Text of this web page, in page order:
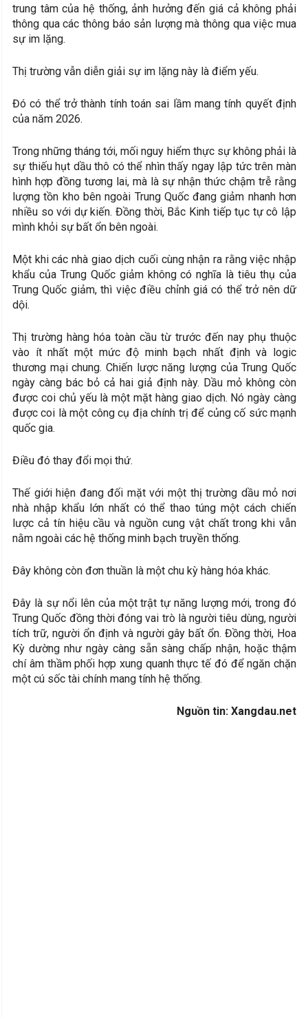
trung tâm của hệ thống, ảnh hưởng đến giá cả không phải
thông qua các thông báo sản lượng mà thông qua việc mua
sự im lặng.
Thị trường vẫn diễn giải sự im lặng này là điểm yếu.
Đó có thể trở thành tính toán sai lầm mang tính quyết định
của năm 2026.
Trong những tháng tới, mối nguy hiểm thực sự không phải là
sự thiếu hụt dầu thô có thể nhìn thấy ngay lập tức trên màn
hình hợp đồng tương lai, mà là sự nhận thức chậm trễ rằng
lượng tồn kho bên ngoài Trung Quốc đang giảm nhanh hơn
nhiều so với dự kiến. Đồng thời, Bắc Kinh tiếp tục tự cô lập
mình khỏi sự bất ổn bên ngoài.
Một khi các nhà giao dịch cuối cùng nhận ra rằng việc nhập
khẩu của Trung Quốc giảm không có nghĩa là tiêu thụ của
Trung Quốc giảm, thì việc điều chỉnh giá có thể trở nên dữ
dội.
Thị trường hàng hóa toàn cầu từ trước đến nay phụ thuộc
vào ít nhất một mức độ minh bạch nhất định và logic
thương mại chung. Chiến lược năng lượng của Trung Quốc
ngày càng bác bỏ cả hai giả định này. Dầu mỏ không còn
được coi chủ yếu là một mặt hàng giao dịch. Nó ngày càng
được coi là một công cụ địa chính trị để củng cố sức mạnh
quốc gia.
Điều đó thay đổi mọi thứ.
Thế giới hiện đang đối mặt với một thị trường dầu mỏ nơi
nhà nhập khẩu lớn nhất có thể thao túng một cách chiến
lược cả tín hiệu cầu và nguồn cung vật chất trong khi vẫn
nằm ngoài các hệ thống minh bạch truyền thống.
Đây không còn đơn thuần là một chu kỳ hàng hóa khác.
Đây là sự nổi lên của một trật tự năng lượng mới, trong đó
Trung Quốc đồng thời đóng vai trò là người tiêu dùng, người
tích trữ, người ổn định và người gây bất ổn. Đồng thời, Hoa
Kỳ dường như ngày càng sẵn sàng chấp nhận, hoặc thậm
chí âm thầm phối hợp xung quanh thực tế đó để ngăn chặn
một cú sốc tài chính mang tính hệ thống.
Nguồn tin: Xangdau.net